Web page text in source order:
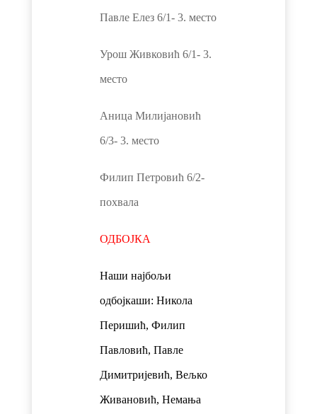
Павле Елез 6/1- 3. место
Урош Живковић 6/1- 3.
место
Аница Милијановић
6/3- 3. место
Филип Петровић 6/2-
похвала
ОДБОЈКА
Наши најбољи
одбојкаши: Никола
Перишић, Филип
Павловић, Павле
Димитријевић, Вељко
Живановић, Немања